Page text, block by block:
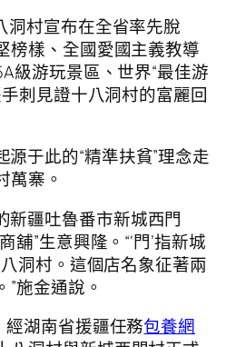
洞村宣布在全省率先脫
榜樣、全國愛國主義教導
級游玩景區、世界“最佳游
刺見證十八洞村的富麗回
源于此的“精準扶貧”理念走
萬寨。
新疆吐魯番市新城西門
舖”生意興隆。“‘門’指新城
八洞村。這個店名象征著兩
施金通說。
經湖南省援疆任務包養網